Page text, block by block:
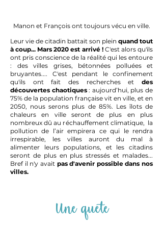
Manon et François ont toujours vécu en ville.
Leur vie de citadin battait son plein quand tout
à coup... Mars 2020 est arrivé ! C'est alors qu'ils
ont pris conscience de la réalité qui les entoure
: des villes grises, bétonnées polluées et
bruyantes.... C'est pendant le confinement
qu'ils ont fait des recherches et des
découvertes chaotiques: aujourd’hui, plus de
75% de la population française vit en ville, et en
2050, nous serons plus de 85%. Les îlots de
chaleurs en ville seront de plus en plus
nombreux dû au réchauffement climatique, la
pollution de l’air empirera ce qui le rendra
irrespirable, les villes auront du mal à
alimenter leurs populations, et les citadins
seront de plus en plus stressés et malades...
Bref il n'y avaitpas d'avenir possible dans nos
villes.
Une quête